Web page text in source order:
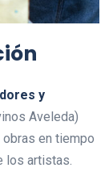
y
Aveleda)
en tiempo
los artistas.